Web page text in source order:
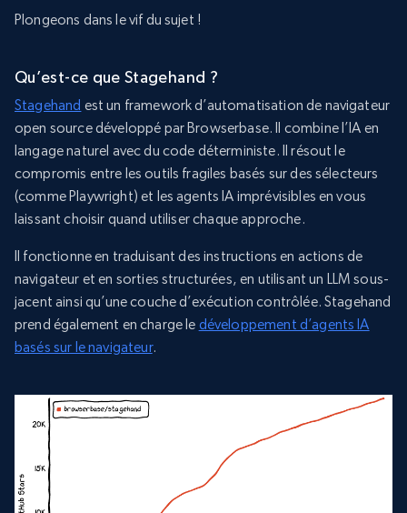
Plongeons dans le vif du sujet !
Qu’est-ce que Stagehand ?
Stagehand est un framework d’automatisation de navigateur
open source développé par Browserbase. Il combine l’IA en
langage naturel avec du code déterministe. Il résout le
compromis entre les outils fragiles basés sur des sélecteurs
(comme Playwright) et les agents IA imprévisibles en vous
laissant choisir quand utiliser chaque approche.
Il fonctionne en traduisant des instructions en actions de
navigateur et en sorties structurées, en utilisant un LLM sous-
jacent ainsi qu’une couche d’exécution contrôlée. Stagehand
prend également en charge le développement d’agents IA
basés sur le navigateur.